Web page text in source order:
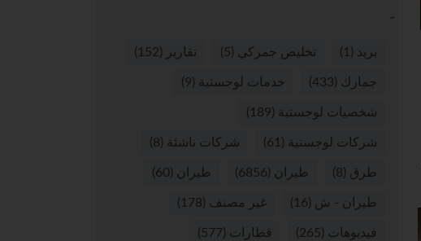
بريد (1) تخليص جمركي (5) تقارير (152)
جمارك (433) خدمات لوجستية (9)
شخصيات لوجستية (189)
شركات لوجستية (61) شركات ناشئة (8)
طرق (8) طيران (6856) طيران (60)
طيران - ش (16) غير مصنف (178)
فيديوهات (265) قطارات (577)